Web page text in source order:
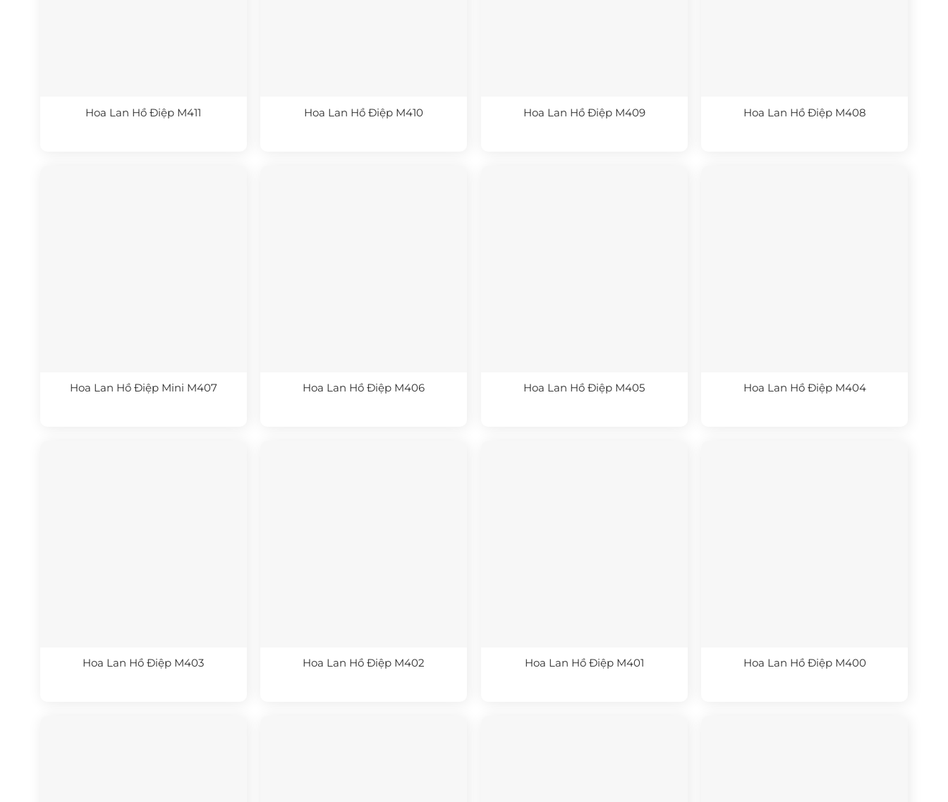
Hoa Lan Hồ Điệp M411 Hoa Lan Hồ Điệp M410 Hoa Lan Hồ Điệp M409 Hoa Lan Hồ Điệp M408
Hoa Lan Hồ Điệp Mini M407 Hoa Lan Hồ Điệp M406 Hoa Lan Hồ Điệp M405 Hoa Lan Hồ Điệp M404
Hoa Lan Hồ Điệp M403 Hoa Lan Hồ Điệp M402 Hoa Lan Hồ Điệp M401 Hoa Lan Hồ Điệp M400